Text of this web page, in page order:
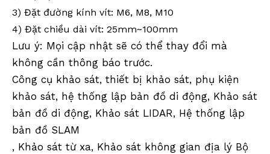
3) Đặt đường kính vít: M6, M8, M10
4) Đặt chiều dài vít: 25mm~100mm
Lưu ý: Mọi cập nhật sẽ có thể thay đổi mà
không cần thông báo trước.
Công cụ khảo sát, thiết bị khảo sát, phụ kiện
khảo sát, hệ thống lập bản đồ di động, Khảo sát
bản đồ di động, Khảo sát LIDAR, Hệ thống lập
bản đồ SLAM
, Khảo sát từ xa, Khảo sát không gian địa lý Bộ